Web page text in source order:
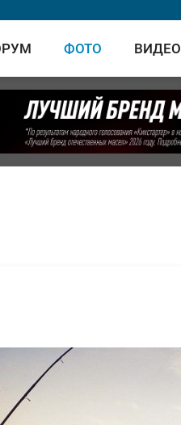
ФОТО ВИДЕО